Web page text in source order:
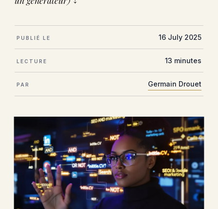
PUBLIÉ LE 16 July 2025
LECTURE 13 minutes
PAR Germain Drouet